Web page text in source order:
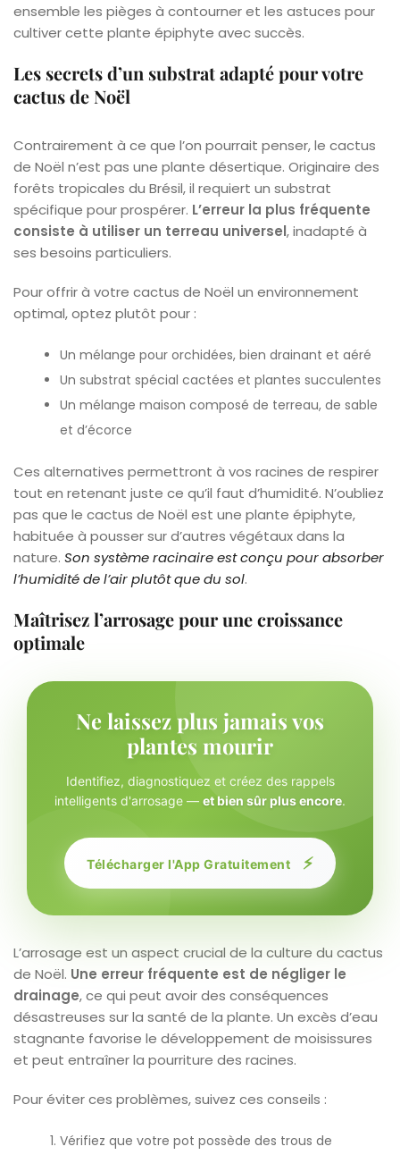
ensemble les pièges à contourner et les astuces pour
cultiver cette plante épiphyte avec succès.
Les secrets d’un substrat adapté pour votre
cactus de Noël
Contrairement à ce que l’on pourrait penser, le cactus
de Noël n’est pas une plante désertique. Originaire des
forêts tropicales du Brésil, il requiert un substrat
spécifique pour prospérer. L’erreur la plus fréquente
consiste à utiliser un terreau universel, inadapté à
ses besoins particuliers.
Pour offrir à votre cactus de Noël un environnement
optimal, optez plutôt pour :
Un mélange pour orchidées, bien drainant et aéré
Un substrat spécial cactées et plantes succulentes
Un mélange maison composé de terreau, de sable
et d’écorce
Ces alternatives permettront à vos racines de respirer
tout en retenant juste ce qu’il faut d’humidité. N’oubliez
pas que le cactus de Noël est une plante épiphyte,
habituée à pousser sur d’autres végétaux dans la
nature. Son système racinaire est conçu pour absorber
l’humidité de l’air plutôt que du sol.
Maîtrisez l’arrosage pour une croissance
optimale
Ne laissez plus jamais vos
plantes mourir
Identifiez, diagnostiquez et créez des rappels
intelligents d'arrosage — et bien sûr plus encore.
Télécharger l'App Gratuitement ⚡
L’arrosage est un aspect crucial de la culture du cactus
de Noël. Une erreur fréquente est de négliger le
drainage, ce qui peut avoir des conséquences
désastreuses sur la santé de la plante. Un excès d’eau
stagnante favorise le développement de moisissures
et peut entraîner la pourriture des racines.
Pour éviter ces problèmes, suivez ces conseils :
Vérifiez que votre pot possède des trous de